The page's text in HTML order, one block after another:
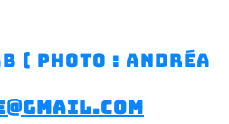
( photo : andréa